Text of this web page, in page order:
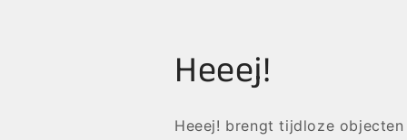
Heeej!
Heeej! brengt tijdloze